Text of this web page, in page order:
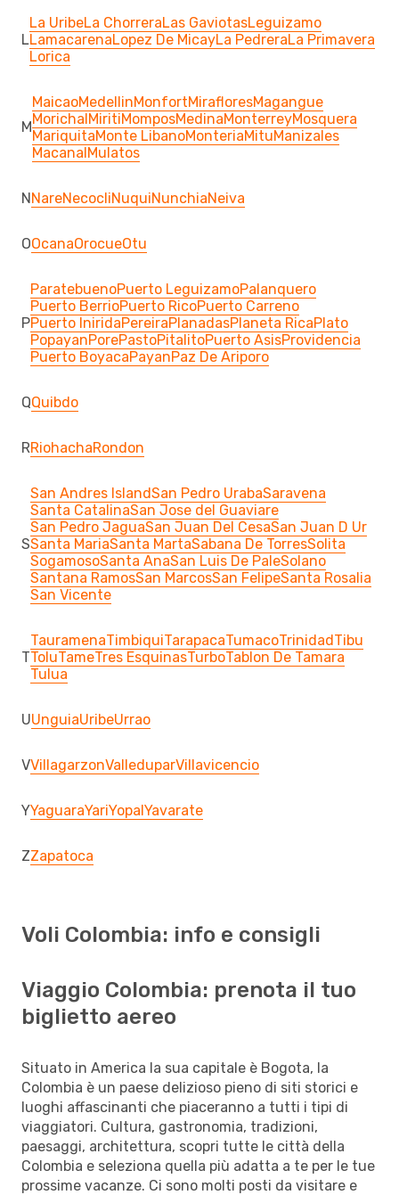
L
La UribeLa ChorreraLas GaviotasLeguizamo
LamacarenaLopez De MicayLa PedreraLa Primavera
Lorica
M
MaicaoMedellinMonfortMirafloresMagangue
MorichalMiritiMomposMedinaMonterreyMosquera
MariquitaMonte LibanoMonteriaMituManizales
MacanalMulatos
NNareNecocliNuquiNunchiaNeiva
OOcanaOrocueOtu
P
ParatebuenoPuerto LeguizamoPalanquero
Puerto BerrioPuerto RicoPuerto Carreno
Puerto IniridaPereiraPlanadasPlaneta RicaPlato
PopayanPorePastoPitalitoPuerto AsisProvidencia
Puerto BoyacaPayanPaz De Ariporo
QQuibdo
RRiohachaRondon
S
San Andres IslandSan Pedro UrabaSaravena
Santa CatalinaSan Jose del Guaviare
San Pedro JaguaSan Juan Del CesaSan Juan D Ur
Santa MariaSanta MartaSabana De TorresSolita
SogamosoSanta AnaSan Luis De PaleSolano
Santana RamosSan MarcosSan FelipeSanta Rosalia
San Vicente
T
TauramenaTimbiquiTarapacaTumacoTrinidadTibu
ToluTameTres EsquinasTurboTablon De Tamara
Tulua
UUnguiaUribeUrrao
VVillagarzonValleduparVillavicencio
YYaguaraYariYopalYavarate
ZZapatoca
Voli Colombia: info e consigli
Viaggio Colombia: prenota il tuo
biglietto aereo
Situato in America la sua capitale è Bogota, la
Colombia è un paese delizioso pieno di siti storici e
luoghi affascinanti che piaceranno a tutti i tipi di
viaggiatori. Cultura, gastronomia, tradizioni,
paesaggi, architettura, scopri tutte le città della
Colombia e seleziona quella più adatta a te per le tue
prossime vacanze. Ci sono molti posti da visitare e